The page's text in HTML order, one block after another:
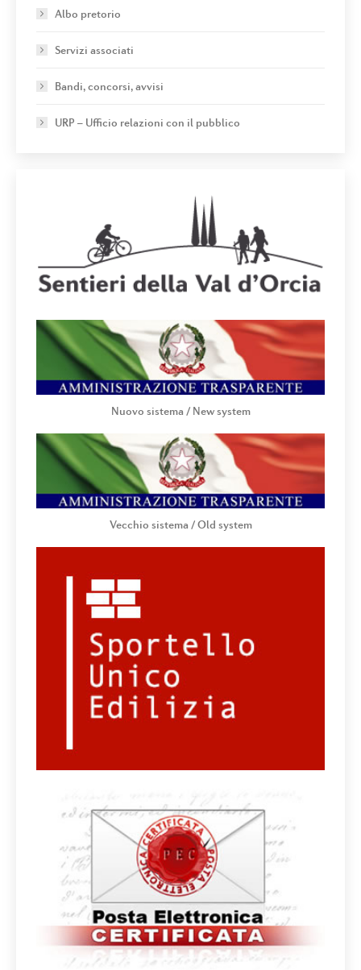
Albo pretorio
Servizi associati
Bandi, concorsi, avvisi
URP – Ufficio relazioni con il pubblico
Nuovo sistema / New system
Vecchio sistema / Old system